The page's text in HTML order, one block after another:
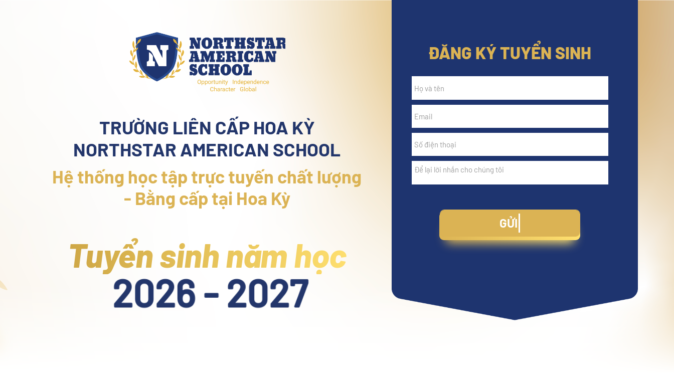
TRƯỜNG LIÊN CẤP HOA KỲ
NORTHSTAR AMERICAN SCHOOL
Hệ thống học tập trực tuyến chất lượng
- Bằng cấp tại Hoa Kỳ
Tuyển sinh năm học
GỬI
ĐĂNG KÝ TUYỂN SINH
2026 - 2027